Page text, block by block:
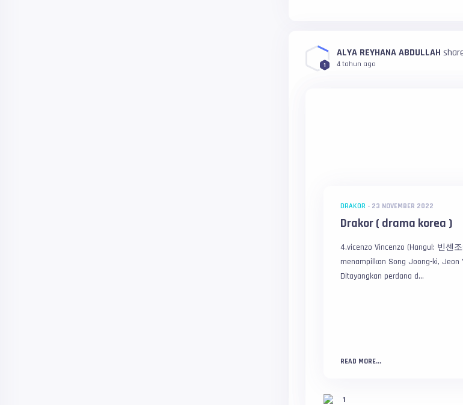
1
ALYA REYHANA ABDULLAH
4 tahun ago
DRAKOR - 23 NOVEMBER 2022
Drakor ( drama korea )
4.vicenzo Vincenzo (Hangul: 빈센
menampilkan Song Joong-ki, Jeon
Ditayangkan perdana d...
READ MORE...
1